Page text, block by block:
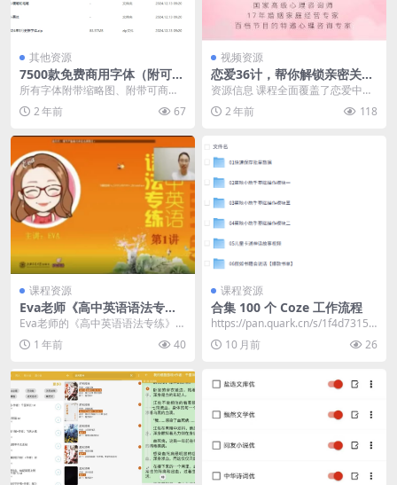
其他资源
7500款免费商用字体（附可商
用证明）
所有字体附带缩略图、附带可商用
证明。包含简体1339款，繁体1503
款，英文31...
2 年前 67
视频资源
恋爱36计，帮你解锁亲密关系
的相处之道
资源信息 课程全面覆盖了恋爱中的
困惑与解决之道。 资源目录 ├──
第 01 节...
2 年前 118
课程资源
Eva老师《高中英语语法专
练》
Eva老师的《高中英语语法专练》是
专为高中生打造的系统性语法提升
课程，通过160...
1 年前 40
课程资源
合集 100 个 Coze 工作流程
https://pan.quark.cn/s/1f4d7315c
8c2
10 月前 26